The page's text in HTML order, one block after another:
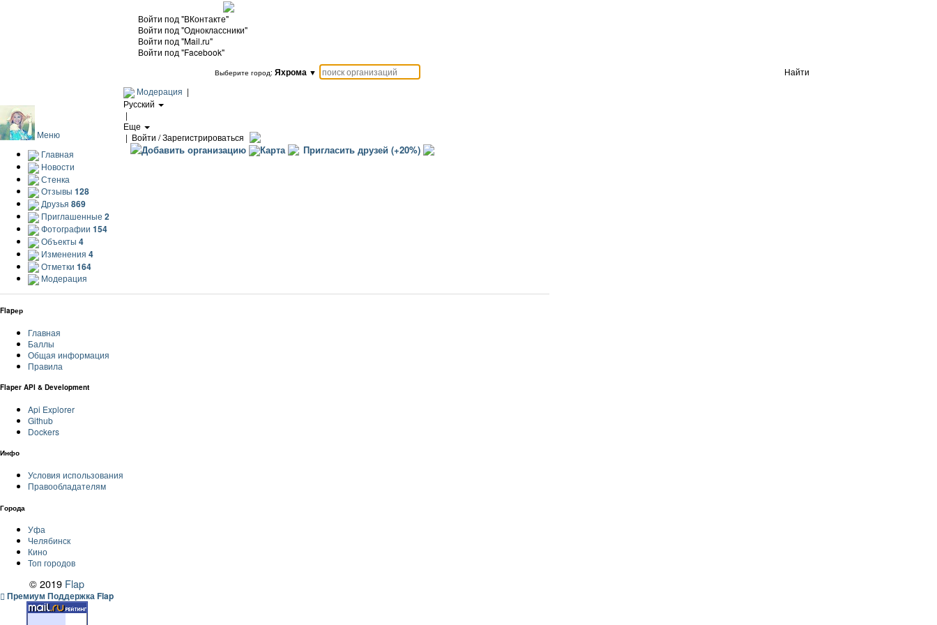
Войти под "ВКонтакте"
Войти под "Одноклассники"
Войти под "Mail.ru"
Войти под "Facebook"
Выберите город: Яхрома ▼
Найти
Модерация |
Русский
|
Еще
| Войти / Зарегистрироваться
Добавить организацию Карта Пригласить друзей (+20%)
Меню
Главная
Новости
Стенка
Отзывы 128
Друзья 869
Приглашенные 2
Фотографии 154
Объекты 4
Изменения 4
Отметки 164
Модерация
Flapер
Главная
Баллы
Общая информация
Правила
Flaper API & Development
Api Explorer
Github
Dockers
Инфо
Условия использования
Правообладателям
Города
Уфа
Челябинск
Кино
Топ городов
© 2019 Flap
Премиум Поддержка Flap